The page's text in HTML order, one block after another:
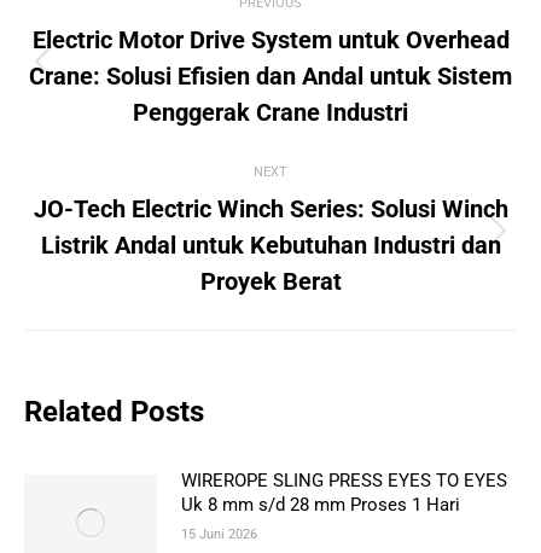
Previous
Electric Motor Drive System untuk Overhead
Crane: Solusi Efisien dan Andal untuk Sistem
Penggerak Crane Industri
NEXT
Next
JO-Tech Electric Winch Series: Solusi Winch
Listrik Andal untuk Kebutuhan Industri dan
Proyek Berat
Related Posts
WIREROPE SLING PRESS EYES TO EYES
Uk 8 mm s/d 28 mm Proses 1 Hari
15 Juni 2026